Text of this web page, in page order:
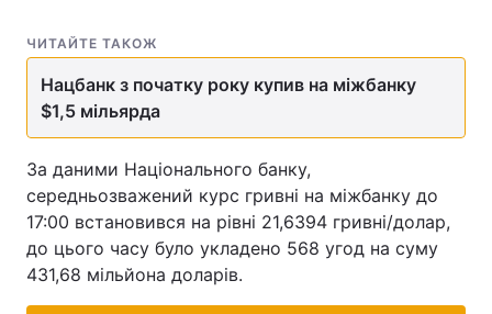
ЧИТАЙТЕ ТАКОЖ
Нацбанк з початку року купив на міжбанку
$1,5 мільярда
За даними Національного банку,
середньозважений курс гривні на міжбанку до
17:00 встановився на рівні 21,6394 гривні/долар,
до цього часу було укладено 568 угод на суму
431,68 мільйона доларів.